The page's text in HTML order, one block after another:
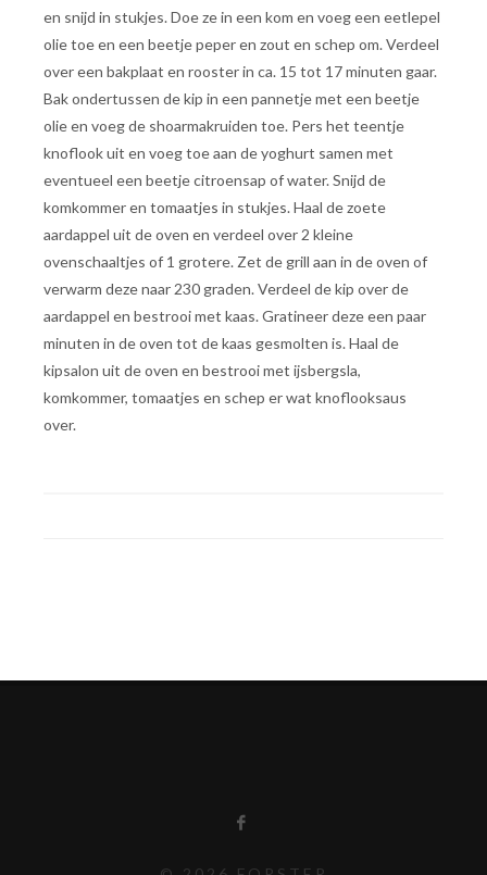
en snijd in stukjes. Doe ze in een kom en voeg een eetlepel
olie toe en een beetje peper en zout en schep om. Verdeel
over een bakplaat en rooster in ca. 15 tot 17 minuten gaar.
Bak ondertussen de kip in een pannetje met een beetje
olie en voeg de shoarmakruiden toe. Pers het teentje
knoflook uit en voeg toe aan de yoghurt samen met
eventueel een beetje citroensap of water. Snijd de
komkommer en tomaatjes in stukjes. Haal de zoete
aardappel uit de oven en verdeel over 2 kleine
ovenschaaltjes of 1 grotere. Zet de grill aan in de oven of
verwarm deze naar 230 graden. Verdeel de kip over de
aardappel en bestrooi met kaas. Gratineer deze een paar
minuten in de oven tot de kaas gesmolten is. Haal de
kipsalon uit de oven en bestrooi met ijsbergsla,
komkommer, tomaatjes en schep er wat knoflooksaus
over.